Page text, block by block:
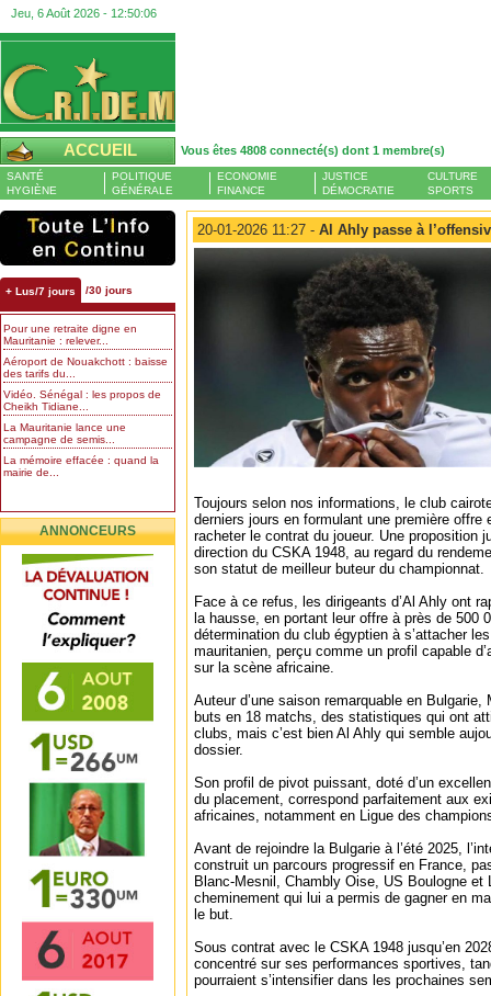
Jeu, 6 Août 2026 - 12:50:06
ACCUEIL Vous êtes 4808 connecté(s) dont 1 membre(s)
SANTÉ
HYGIÈNE
POLITIQUE
GÉNÉRALE
ECONOMIE
FINANCE
JUSTICE
DÉMOCRATIE
CULTURE
SPORTS
+ Lus/7 jours /30 jours
Pour une retraite digne en
Mauritanie : relever...
Aéroport de Nouakchott : baisse
des tarifs du...
Vidéo. Sénégal : les propos de
Cheikh Tidiane...
La Mauritanie lance une
campagne de semis...
La mémoire effacée : quand la
mairie de...
ANNONCEURS
20-01-2026 11:27 - Al Ahly passe à
Toujours selon nos informations, le club
derniers jours en formulant une première offre
racheter le contrat du joueur. Une proposition
direction du CSKA 1948, au regard du
son statut de meilleur buteur du championnat.
Face à ce refus, les dirigeants d’Al Ahly ont
la hausse, en portant leur offre à près de 500
détermination du club égyptien à s’attacher
mauritanien, perçu comme un profil capable
sur la scène africaine.
Auteur d’une saison remarquable en Bulgarie,
buts en 18 matchs, des statistiques qui ont
clubs, mais c’est bien Al Ahly qui semble
dossier.
Son profil de pivot puissant, doté d’un
du placement, correspond parfaitement aux
africaines, notamment en Ligue des
Avant de rejoindre la Bulgarie à l’été 2025,
construit un parcours progressif en France,
Blanc-Mesnil, Chambly Oise, US Boulogne et
cheminement qui lui a permis de gagner en
le but.
Sous contrat avec le CSKA 1948 jusqu’en
concentré sur ses performances sportives,
pourraient s’intensifier dans les prochaines